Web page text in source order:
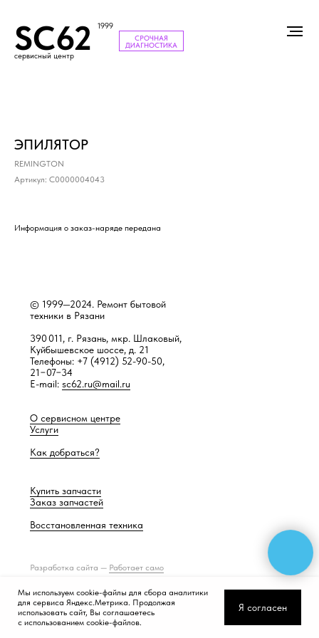
SC62 1999
сервисный центр
СРОЧНАЯ
ДИАГНОСТИКА
ЭПИЛЯТОР
REMINGTON
Артикул: С0000004043
Информация о заказ-наряде передана
Разработка сайта — Работает само
© 1999—2024. Ремонт бытовой
техники в Рязани
390 011, г. Рязань, мкр. Шлаковый,
Куйбышевское шоссе, д. 21
Телефоны: +7 (4912) 52-90-50,
21−07−34
E-mail: sc62.ru@mail.ru
О сервисном центре
Услуги
Как добраться?
Купить запчасти
Заказ запчастей
Восстановленная техника
Мы используем cookie-файлы для сбора аналитики
для сервиса Яндекс.Метрика. Продолжая
использовать сайт, Вы соглашаетесь
с использованием cookie-файлов.
Я согласен